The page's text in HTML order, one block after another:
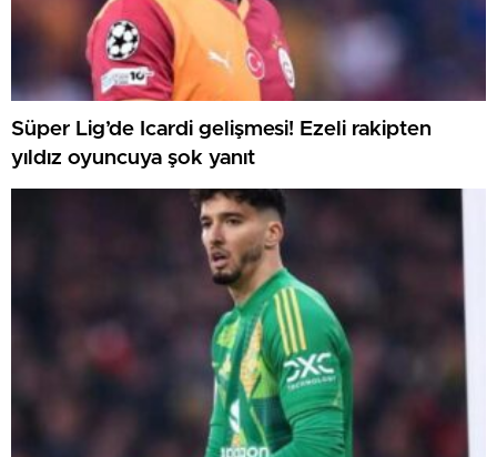
Süper Lig’de Icardi gelişmesi! Ezeli rakipten
yıldız oyuncuya şok yanıt